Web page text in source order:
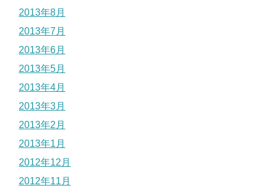
2013年8月
2013年7月
2013年6月
2013年5月
2013年4月
2013年3月
2013年2月
2013年1月
2012年12月
2012年11月